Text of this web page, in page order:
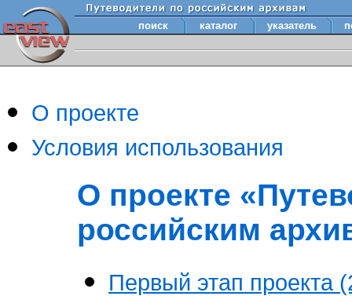
поиск каталог указатель
О проекте
Условия использования
О проекте
российским
Первый этап проекта